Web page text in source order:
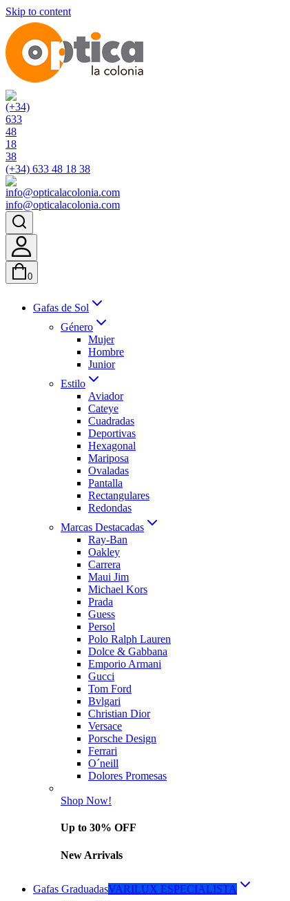
Skip to content
(+34) 633 48 18 38
info@opticalacolonia.com
0
Gafas de Sol
Género
Mujer
Hombre
Junior
Estilo
Aviador
Cateye
Cuadradas
Deportivas
Hexagonal
Mariposa
Ovaladas
Pantalla
Rectangulares
Redondas
Marcas Destacadas
Ray-Ban
Oakley
Carrera
Maui Jim
Michael Kors
Prada
Guess
Persol
Polo Ralph Lauren
Dolce & Gabbana
Emporio Armani
Gucci
Tom Ford
Bvlgari
Christian Dior
Versace
Porsche Design
Ferrari
O´neill
Dolores Promesas
Shop Now!
Up to 30% OFF
New Arrivals
Gafas GraduadasVARILUX ESPECIALISTA